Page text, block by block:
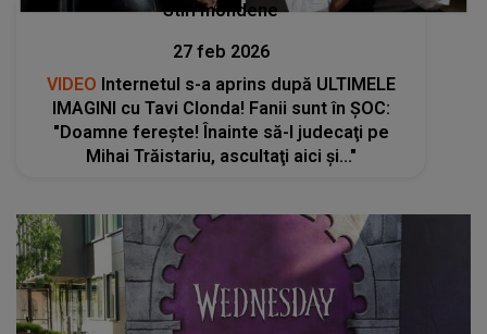
Stiri mondene
27 feb 2026
VIDEO Internetul s-a aprins după ULTIMELE
IMAGINI cu Tavi Clonda! Fanii sunt în ȘOC:
"Doamne fereşte! Înainte să-l judecaţi pe
Mihai Trăistariu, ascultaţi aici şi..."